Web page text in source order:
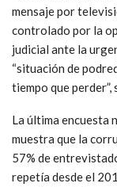
mensaje por
controlado por la
judicial ante la
“situación de
tiempo que perder”,
La última encuesta
muestra que la
57% de
repetía desde el